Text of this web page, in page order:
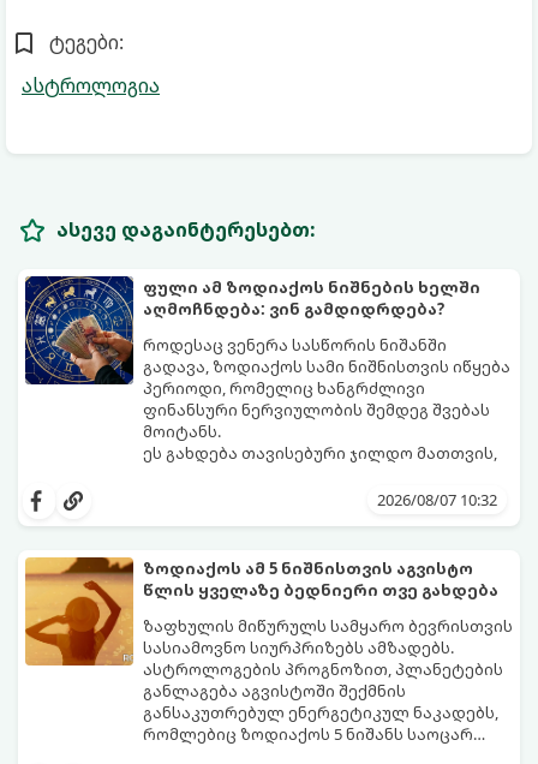
ტეგები:
ასტროლოგია
ასევე დაგაინტერესებთ:
ფული ამ ზოდიაქოს ნიშნების ხელში
აღმოჩნდება: ვინ გამდიდრდება?
როდესაც ვენერა სასწორის ნიშანში
გადავა, ზოდიაქოს სამი ნიშნისთვის იწყება
პერიოდი, რომელიც ხანგრძლივი
ფინანსური ნერვიულობის შემდეგ შვებას
მოიტანს.
ეს გახდება თავისებური ჯილდო მათთვის,
იჩენდა და სირთულეების მიუხედავად წინ
სურვილების გადადებასა და ხარჯების
მკაცრ კონტროლს. თუმცა, ახლა სიტუაცია
თანდათან შეიცვლება.
პრობლემები, რომლებიც უსასრულო
გეგონათ, უკან დაიხევს, ამასთან ერთად კი
გაჩნდება მეტი ნდობა მომავლის მიმართ.
რთული პერიოდის შემდეგ ეს ნიშნები
შეძლებენ ამოისუნთქონ და დაინახონ
ახალი შესაძლებლობები.
2026/08/07 10:32
ზოდიაქოს ამ 5 ნიშნისთვის აგვისტო
წლის ყველაზე ბედნიერი თვე გახდება
ზაფხულის მიწურულს სამყარო ბევრისთვის
სასიამოვნო სიურპრიზებს ამზადებს.
ასტროლოგების პროგნოზით, პლანეტების
განლაგება აგვისტოში შექმნის
განსაკუთრებულ ენერგეტიკულ ნაკადებს,
რომლებიც ზოდიაქოს 5 ნიშანს საოცარ